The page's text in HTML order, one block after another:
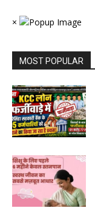
×
MOST POPULAR